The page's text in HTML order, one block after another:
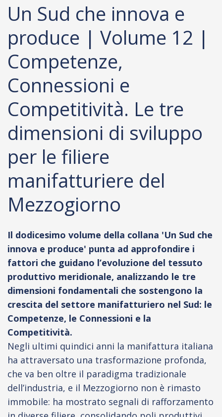
Un Sud che innova e
produce | Volume 12 |
Competenze,
Connessioni e
Competitività. Le tre
dimensioni di sviluppo
per le filiere
manifatturiere del
Mezzogiorno
Il dodicesimo volume della collana 'Un Sud che
innova e produce' punta ad approfondire i
fattori che guidano l’evoluzione del tessuto
produttivo meridionale, analizzando le tre
dimensioni fondamentali che sostengono la
crescita del settore manifatturiero nel Sud: le
Competenze, le Connessioni e la
Competitività.
Negli ultimi quindici anni la manifattura italiana
ha attraversato una trasformazione profonda,
che va ben oltre il paradigma tradizionale
dell’industria, e il Mezzogiorno non è rimasto
immobile: ha mostrato segnali di rafforzamento